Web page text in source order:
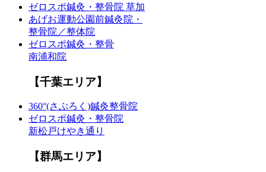
ゼロスポ鍼灸・整骨院 草加
あげお運動公園前鍼灸院・
整骨院／整体院
ゼロスポ鍼灸・整骨
南浦和院
【千葉エリア】
360°(さぶろく)鍼灸整骨院
ゼロスポ鍼灸・整骨院
新松戸けやき通り
【群馬エリア】